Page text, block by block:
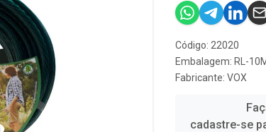
Código: 22020
Embalagem: RL-
Fabricante: VOX
cadastre-se